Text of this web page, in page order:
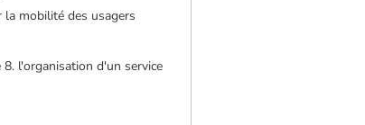
mobilité des usagers
l'organisation d'un service